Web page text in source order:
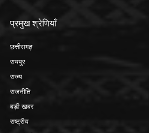
प्रमुख श्रेणियाँ
छत्तीसगढ़
रायपुर
राज्य
राजनीति
बड़ी खबर
राष्ट्रीय